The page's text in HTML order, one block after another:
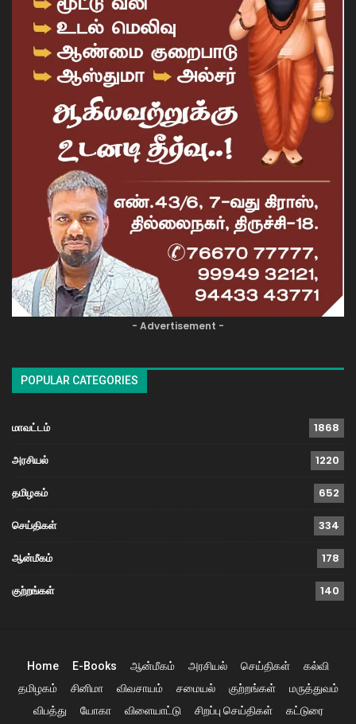
- Advertisement -
POPULAR CATEGORIES
மாவட்டம் 1868
அரசியல் 1220
தமிழகம் 652
செய்திகள் 334
ஆன்மீகம் 178
குற்றங்கள் 140
Home E-Books ஆன்மீகம் அரசியல் செய்திகள்
கல்வி
தமிழகம்
சினிமா விவசாயம் சமையல் குற்றங்கள்
மருத்துவம்
விபத்து
யோகா விளையாட்டு சிறப்பு செய்திகள் கட்டுரை